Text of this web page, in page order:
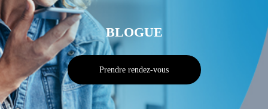
BLOGUE
Prendre rendez-vous